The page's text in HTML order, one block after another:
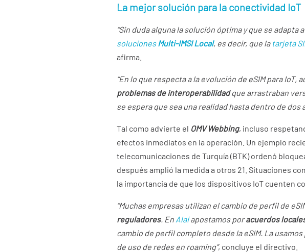
La mejor solución para la conectividad IoT
“Sin duda alguna la solución óptima y que se
soluciones Multi-IMSI Local, es decir, que la tarjeta
afirma.
“En lo que respecta a la evolución de eSIM para IoT,
problemas de interoperabilidadque arrastraban
se espera que sea una realidad hasta dentro de dos
Tal como advierte el OMV Webbing, incluso
efectos inmediatos en la operación. Un ejemplo
telecomunicaciones de Turquía (BTK) ordenó
después amplió la medida a otros 21. Situaciones
la importancia de que los dispositivos IoT cuenten
“Muchas empresas utilizan el cambio de perfil de
reguladores. En Alaiapostamos poracuerdos
cambio de perfil completo desde la eSIM. La
de uso de redes en roaming”, concluye el directivo.